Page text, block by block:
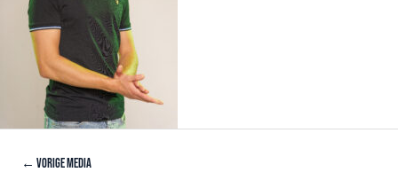
← Vorige Media